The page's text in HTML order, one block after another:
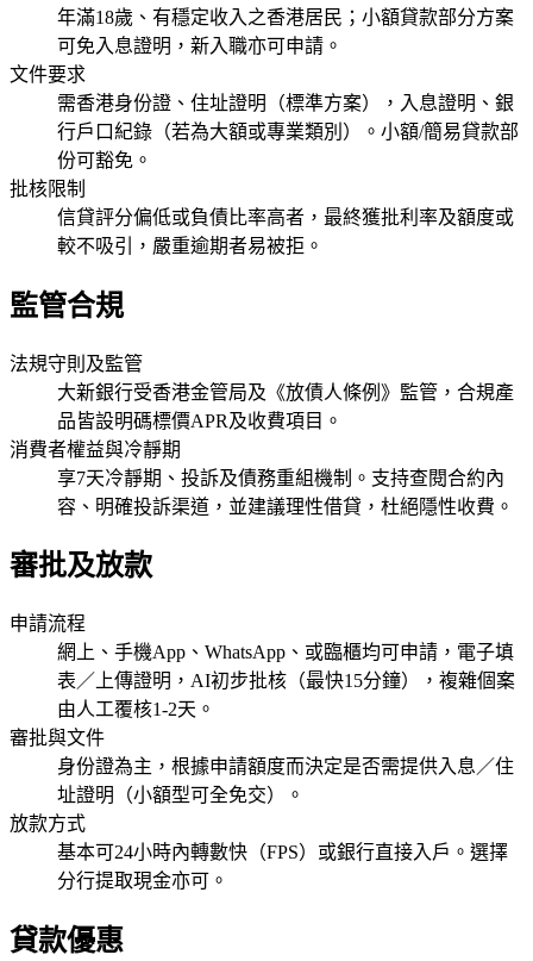
年滿18歲、有穩定收入之香港居民；小額貸款部分方案
可免入息證明，新入職亦可申請。
文件要求
需香港身份證、住址證明（標準方案），入息證明、銀
行戶口紀錄（若為大額或專業類別）。小額/簡易貸款部
份可豁免。
批核限制
信貸評分偏低或負債比率高者，最終獲批利率及額度或
較不吸引，嚴重逾期者易被拒。
監管合規
法規守則及監管
大新銀行受香港金管局及《放債人條例》監管，合規產
品皆設明碼標價APR及收費項目。
消費者權益與冷靜期
享7天冷靜期、投訴及債務重組機制。支持查閱合約內
容、明確投訴渠道，並建議理性借貸，杜絕隱性收費。
審批及放款
申請流程
網上、手機App、WhatsApp、或臨櫃均可申請，電子填
表／上傳證明，AI初步批核（最快15分鐘），複雜個案
由人工覆核1-2天。
審批與文件
身份證為主，根據申請額度而決定是否需提供入息／住
址證明（小額型可全免交）。
放款方式
基本可24小時內轉數快（FPS）或銀行直接入戶。選擇
分行提取現金亦可。
貸款優惠